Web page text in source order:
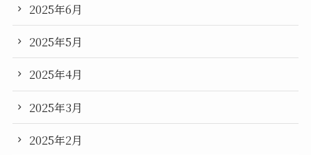
2025年6月
2025年5月
2025年4月
2025年3月
2025年2月